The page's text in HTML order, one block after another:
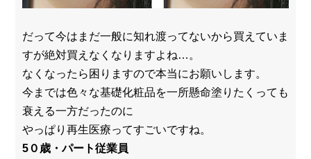
だって今はまだ一般に知れ渡ってないから買えていま
すが絶対買えなくなりますよね…。
なくなったら困りますので本当にお願いします。
今までは色々な基礎化粧品を一所懸命塗りたくっても
衰える一方だったのに
やっぱり再生医療ってすごいですね。
5０歳・パート従業員